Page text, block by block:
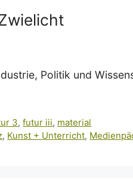
Politik und
3,futur iii, material
, Kunst + Unterricht,